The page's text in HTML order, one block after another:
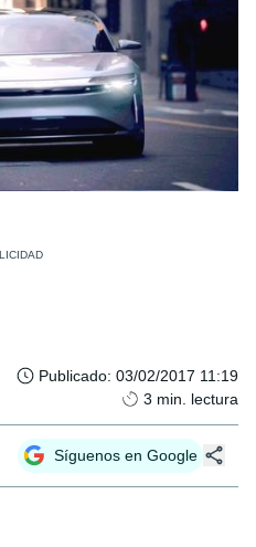
Publicado: 03/02/2017 11:19
3 min. lectura
Síguenos en Google